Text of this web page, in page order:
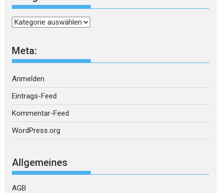
Kategorien
Meta:
Anmelden
Eintrags-Feed
Kommentar-Feed
WordPress.org
Allgemeines
AGB